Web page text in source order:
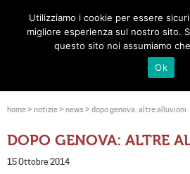
home> notizie> news > dopo genova: altre alluvioni
DOPO GENOVA: ALTRE
15 Ottobre 2014
Utilizziamo i cookie per essere
migliore esperienza sul nostro sito.
questo sito noi assumiamo
Ok